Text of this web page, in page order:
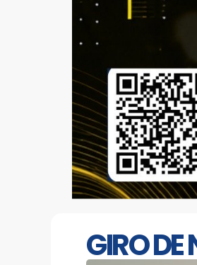
GIRO